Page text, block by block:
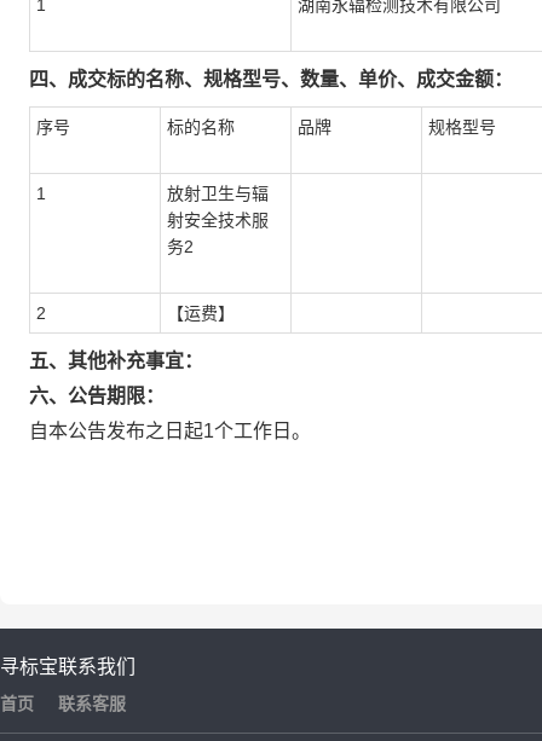
1 湖南永辐检测技术有限公司
四、成交标的名称、规格型号、数量、单价、成交金额：
序号 标的名称 品牌 规格型号
1
放射卫生与辐
射安全技术服
务2
2 【运费】
五、其他补充事宜：
六、公告期限：
自本公告发布之日起1个工作日。
寻标宝
首页
联系我们
联系客服